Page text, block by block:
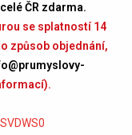
ČR zdarma.
se splatností 14
způsob objednání,